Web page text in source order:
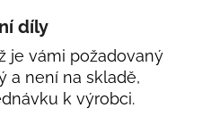
díly
je vámi požadovaný
a není na skladě,
k výrobci.